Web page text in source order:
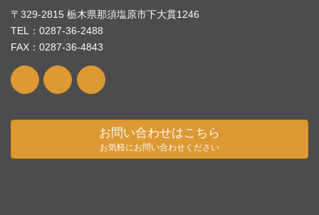
〒329-2815 栃木県那須塩原市下大貫1246
TEL：0287-36-2488
FAX：0287-36-4843
お問い合わせはこちら
お気軽にお問い合わせください